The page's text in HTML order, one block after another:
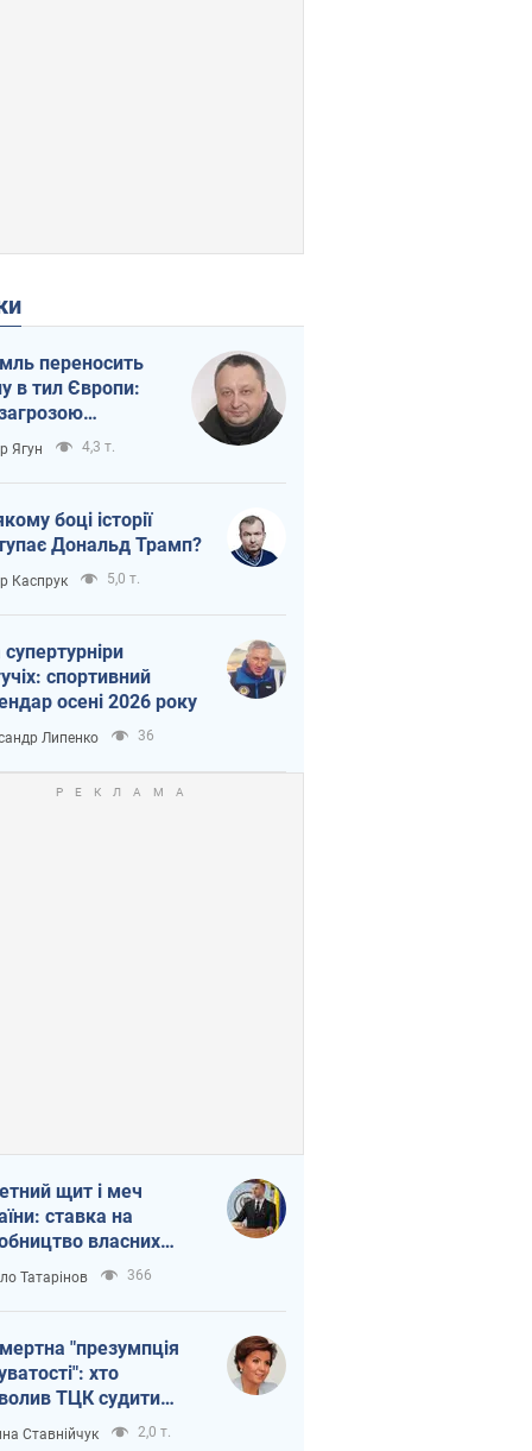
переносить
в тил Європи:
логістика
Ягун 4,3 т.
боці історії
Дональд Трамп?
Каспрук 5,0 т.
спортивний
осені 2026 року
Липенко 36
щит і меч
ставка на
власних
Татарінов 366
"презумпція
хто
ТЦК судити
захисників
Ставнійчук 2,0 т.